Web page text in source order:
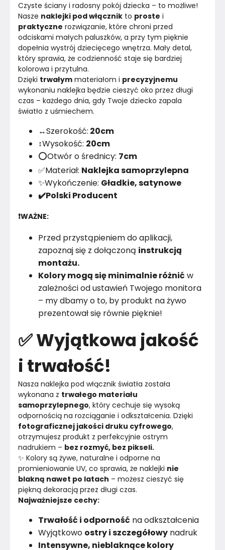
Rok produkcji 2025
Czyste ściany i radosny pokój dziecka – to możliwe!
Nasze naklejki pod włącznik to proste i
praktyczne rozwiązanie, które chroni przed
odciskami małych paluszków, a przy tym pięknie
dopełnia wystrój dziecięcego wnętrza. Mały detal,
który sprawia, że codzienność staje się bardziej
kolorowa i przytulna.
Dzięki trwałym materiałom i precyzyjnemu
wykonaniu naklejka będzie cieszyć oko przez długi
czas – każdego dnia, gdy Twoje dziecko zapala
światło z uśmiechem.
↔️Szerokość: 20cm
↕️Wysokość: 20cm
⭕Otwór o średnicy: 7cm
✅Materiał: Naklejka samoprzylepna
✨Wykończenie: Gładkie, satynowe
✔️Polski Producent
❗WAŻNE:
Przed przystąpieniem do aplikacji,
zapoznaj się z dołączoną instrukcją
montażu.
Kolory mogą się minimalnie różnić w
zależności od ustawień Twojego monitora
– my dbamy o to, by produkt na żywo
prezentował się równie pięknie!
✅ Wyjątkowa jakość
i trwałość!
Nasza naklejka pod włącznik światła została
wykonana z trwałego materiału
samoprzylepnego, który cechuje się wysoką
odpornością na rozciąganie i odkształcenia. Dzięki
fotograficznej jakości druku cyfrowego,
otrzymujesz produkt z perfekcyjnie ostrym
nadrukiem – bez rozmyć, bez pikseli.
✨ Kolory są żywe, naturalne i odporne na
promieniowanie UV, co sprawia, że naklejki nie
blakną nawet po latach – możesz cieszyć się
piękną dekoracją przez długi czas.
Najważniejsze cechy:
Trwałość i odporność na odkształcenia
Wyjątkowo ostry i szczegółowy nadruk
Intensywne, nieblaknące kolory